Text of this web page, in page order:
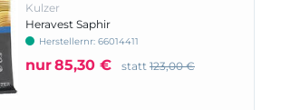
Kulzer
Heravest Saphir
Herstellernr: 66014411
nur85,30 € statt 123,00 €